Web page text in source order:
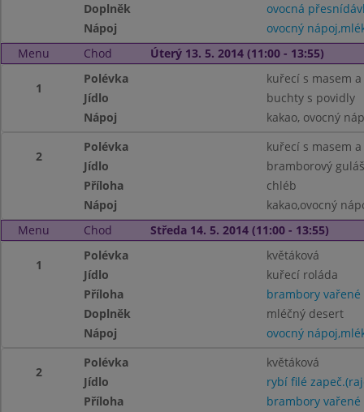
Doplněk
ovocná
Nápoj
ovocný
Menu
Chod Úterý 13. 5. 2014 (11:00 - 13:55)
1
Polévka
kuřecí s masem
Jídlo
buchty s povidly
Nápoj
kakao, ovocný
2
Polévka
kuřecí s masem
Jídlo
bramborový
Příloha
chléb
Nápoj
kakao,ovocný
Menu
Chod Středa 14. 5. 2014 (11:00 - 13:55)
1
Polévka
květáková
Jídlo
kuřecí roláda
Příloha
brambory vařené
Doplněk
mléčný desert
Nápoj
ovocný
2
Polévka
květáková
Jídlo
rybí filé
Příloha
brambory vařené